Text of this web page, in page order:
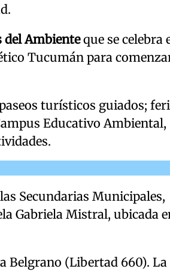
del Ambienteque se celebra
Tucumán para
turísticos guiados;
Educativo Ambiental,
Secundarias Municipales,
Gabriela Mistral, ubicada
Belgrano (Libertad 660). La